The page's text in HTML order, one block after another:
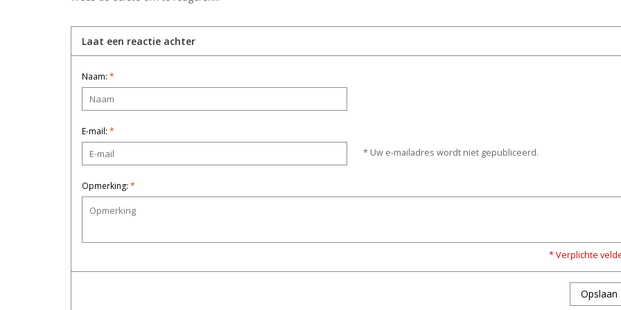
Laat een reactie achter
Naam: *
E-mail: *
* Uw e-mailadres wordt niet gepubliceerd.
Opmerking: *
* Verplichte
Opslaan